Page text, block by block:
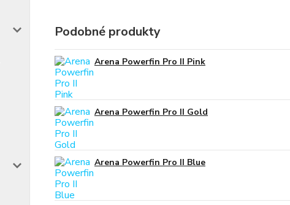
Podobné produkty
Arena Powerfin Pro II Pink
Arena Powerfin Pro II Gold
Arena Powerfin Pro II Blue